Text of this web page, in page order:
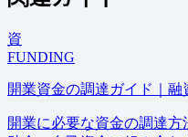
資
FUNDING
開業資金の調達ガイド｜
開業に必要な資金の調達